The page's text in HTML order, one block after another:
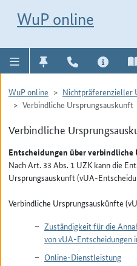
WuP online
WuP online
Nichtpräferenzieller
Verbindliche Ursprungsauskunft
Verbindliche
Entscheidungen über verbindliche
Nach Art. 33 Abs. 1 UZK kann die
Ursprungsauskunft (vUA-
Verbindliche Ursprungsauskünfte
Zuständigkeit für die
von vUA-Entscheidungen
Online-Dienstleistung